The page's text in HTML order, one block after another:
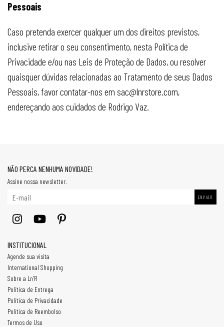
Pessoais
Caso pretenda exercer qualquer um dos direitos previstos,
inclusive retirar o seu consentimento, nesta Política de
Privacidade e/ou nas Leis de Proteção de Dados, ou resolver
quaisquer dúvidas relacionadas ao Tratamento de seus Dados
Pessoais, favor contatar-nos em sac@lnrstore.com,
endereçando aos cuidados de Rodrigo Vaz.
NÃO PERCA NENHUMA NOVIDADE!
Assine nossa newsletter.
INSTITUCIONAL
Agende sua visita
International Shopping
Sobre a Ln’R
Política de Entrega
Política de Privacidade
Política de Reembolso
Termos de Uso